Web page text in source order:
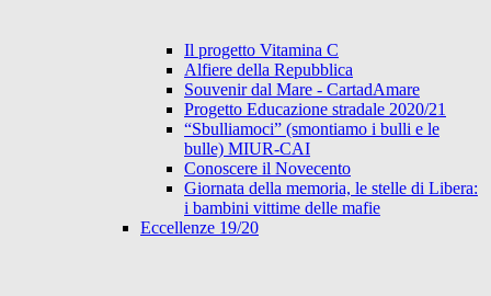
Il progetto Vitamina C
Alfiere della Repubblica
Souvenir dal Mare - CartadAmare
Progetto Educazione stradale 2020/21
“Sbulliamoci” (smontiamo i bulli e le
bulle) MIUR-CAI
Conoscere il Novecento
Giornata della memoria, le stelle di Libera:
i bambini vittime delle mafie
Eccellenze 19/20